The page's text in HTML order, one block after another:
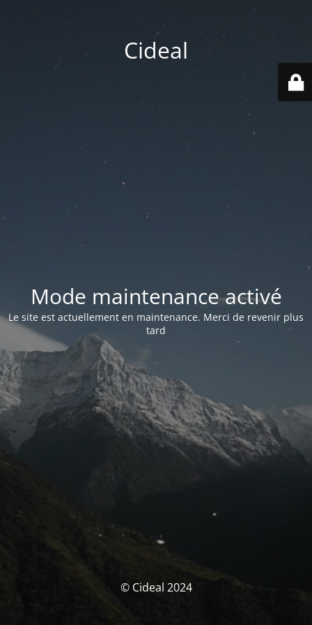
Cideal
Mode maintenance activé
Le site est actuellement en maintenance. Merci de revenir plus
tard
© Cideal 2024